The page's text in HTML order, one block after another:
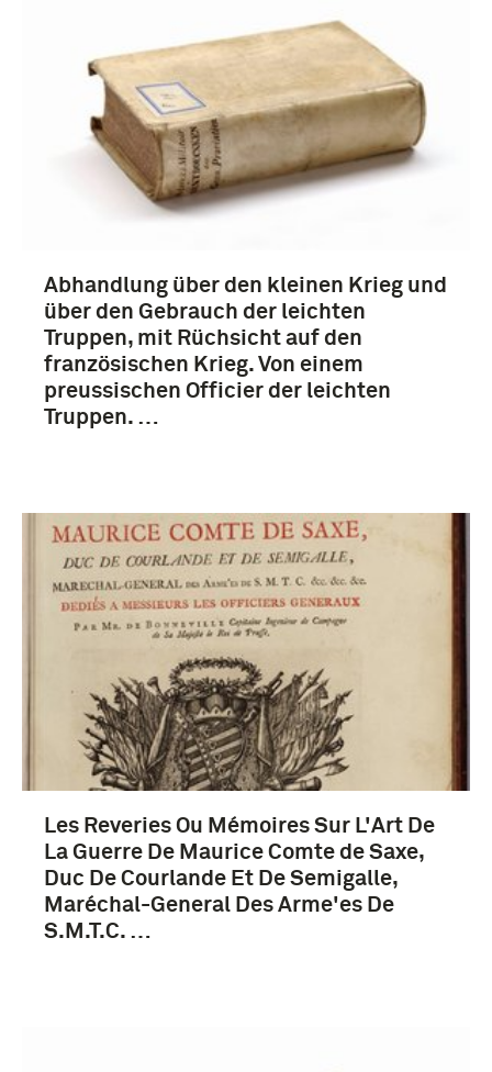
boek (1107)
1751-1800 (89)
1901-1950 (84)
1801-1850 (56)
Meer
Militaire Geneeskundige Dienst (24)
Koninklijke Landmacht (1813/1814-heden) (15)
Koninklijke Militaire Academie (13)
Koninklijk Nederlands-Indisch Leger (1830-1950)
(11)
Meer
Frankrijk (164)
Nederland (124)
Duitsland (44)
Abhandlung über den kleinen Krieg und
über den Gebrauch der leichten
Truppen, mit Rüchsicht auf den
französischen Krieg. Von einem
preussischen Officier der leichten
Truppen. …
Les Reveries Ou Mémoires Sur L'Art De
La Guerre De Maurice Comte de Saxe,
Duc De Courlande Et De Semigalle,
Maréchal-General Des Arme'es De
S.M.T.C. …